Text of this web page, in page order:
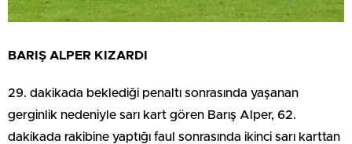
BARIŞ ALPER KIZARDI
29. dakikada beklediği penaltı sonrasında yaşanan
gerginlik nedeniyle sarı kart gören Barış Alper, 62.
dakikada rakibine yaptığı faul sonrasında ikinci sarı karttan